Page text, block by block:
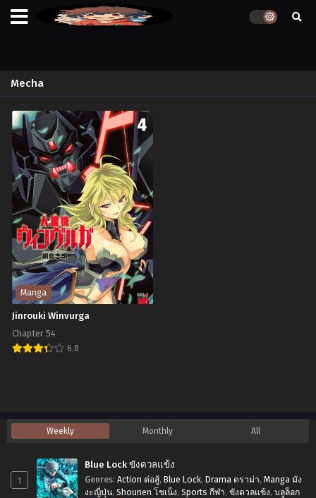
Mecha
Manga
Jinrouki Winvurga
Chapter 54
6.8
Weekly Monthly All
1
Blue Lock ขังดวลแข้ง
Genres: Action ต่อสู้, Blue Lock, Drama ดราม่า, Manga มัง
งะญี่ปุ่น, Shounen โชเน็ง, Sports กีฬา, ขังดวลแข้ง, บลูล็อก